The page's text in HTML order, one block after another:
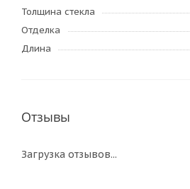
Толщина стекла
Отделка
Длина
Отзывы
Загрузка отзывов...